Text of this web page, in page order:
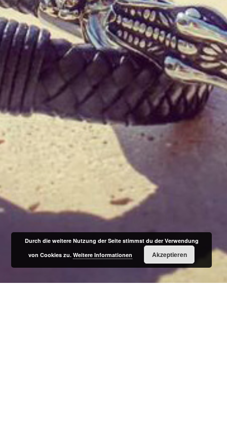
Durch die weitere Nutzung der Seite stimmst du der Verwendung
von Cookies zu.Weitere Informationen Akzeptieren